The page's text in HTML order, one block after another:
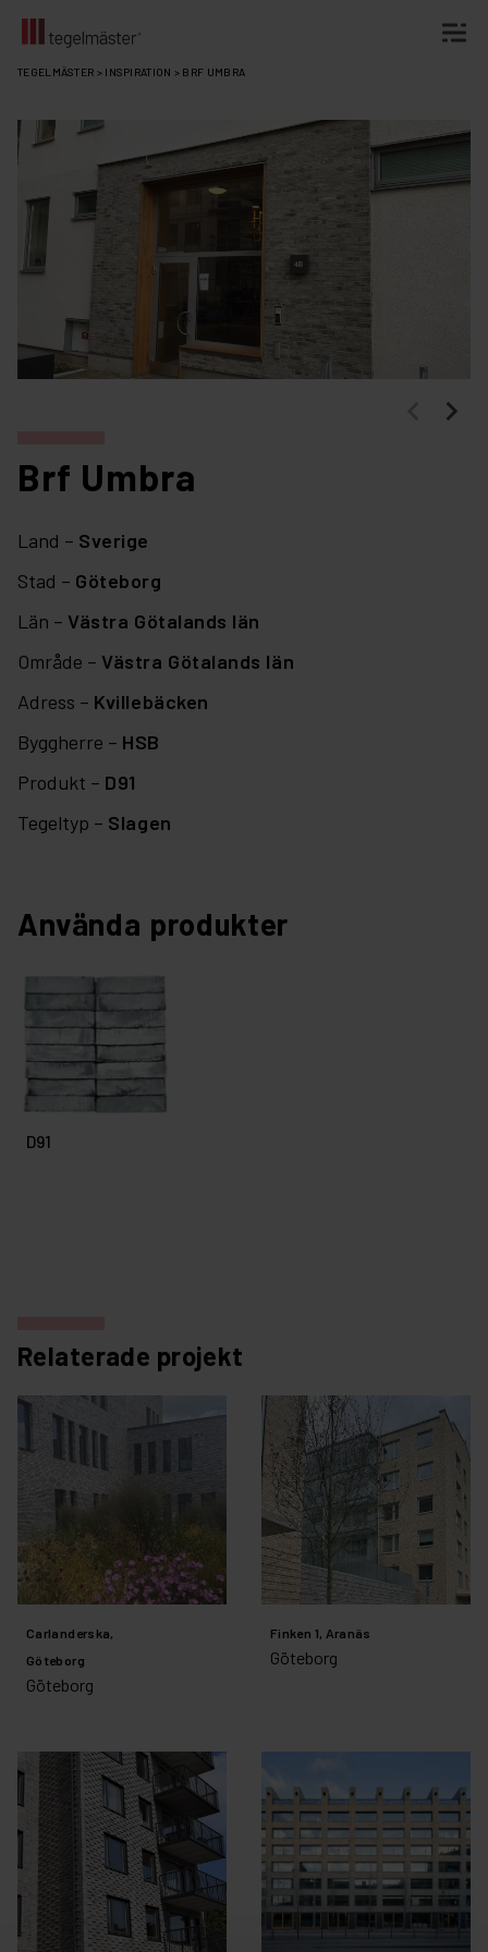
Fortsätt
innehållet
TEGELMÄSTER > INSPIRATION > BRF UMBRA
Brf Umbra
Land – Sverige
Stad – Göteborg
Län – Västra Götalands län
Område – Västra Götalands län
Adress – Kvillebäcken
Byggherre – HSB
Produkt – D91
Tegeltyp – Slagen
Använda produkter
D91
Relaterade projekt
Carlanderska,
Göteborg
Göteborg
Finken 1, Aranäs
Göteborg